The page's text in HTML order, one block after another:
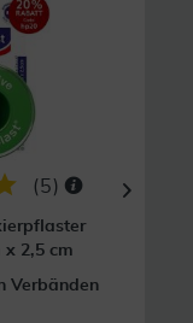
(5)
x 2,5 cm
Verbänden